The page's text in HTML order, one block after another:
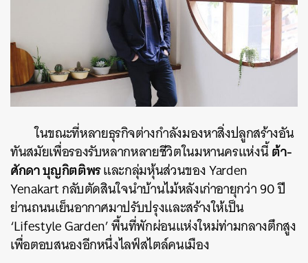
ในขณะที่หลายธุรกิจต่างกำลังมองหาสิ่งปลูกสร้างอัน
ทันสมัยเพื่อรองรับหลากหลายชีวิตในมหานครแห่งนี้ต้า-
ศักดา บุญกิตติพรและกลุ่มหุ้นส่วนของ Yarden
Yenakart กลับตัดสินใจนำบ้านไม้หลังเก่าอายุกว่า 90 ปี
ย่านถนนเย็นอากาศมาปรับปรุงและสร้างให้เป็น
‘Lifestyle Garden’ พื้นที่พักผ่อนแห่งใหม่ท่ามกลางตึกสูง
เพื่อตอบสนองอีกหนึ่งไลฟ์สไตล์คนเมือง